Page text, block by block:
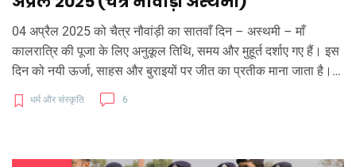
04 अप्रैल 2025 को चैत्र नौवांड़ी का सातवाँ दिन – अस्थमी – माँ
कालरात्रि की पूजा के लिए अनुकूल तिथि, समय और मुहूर्त दर्शाए गए हैं। इस
दिन को नयी ऊर्जा, साहस और बुराइयों पर जीत का प्रतीक माना जाता है।
हरे रंग का वस्त्र, गुड़‑मीठा भोग और विशिष्ट मंत्रों से पूजा का महत्व बढ़ता
है।
धर्म और संस्कृति 6